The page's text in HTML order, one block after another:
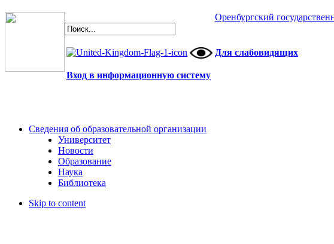
Оренбургский
Для слабовидящих
Вход в информационную систему
Сведения об образовательной организации
Университет
Новости
Образование
Наука
Библиотека
Skip to content